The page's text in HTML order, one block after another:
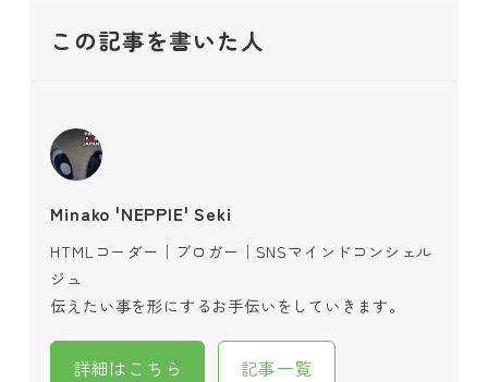
この記事を書いた人
Minako 'NEPPIE' Seki
HTMLコーダー｜ブロガー｜SNSマインドコンシェル
ジュ
伝えたい事を形にするお手伝いをしていきます。
詳細はこちら 記事一覧